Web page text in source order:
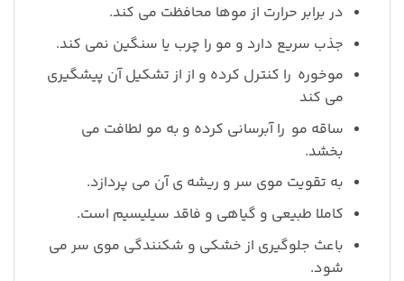
در برابر حرارت از موها محافظت می کند.
جذب سریع دارد و مو را چرب یا سنگین نمی کند.
موخوره را کنترل کرده و از از تشکیل آن پیشگیری
می کند
ساقه مو را آبرسانی کرده و به مو لطافت می
بخشد.
به تقویت موی سر و ریشه ی آن می پردازد.
کاملا طبیعی و گیاهی و فاقد سیلیسیم است.
باعث جلوگیری از خشکی و شکنندگی موی سر می
شود.